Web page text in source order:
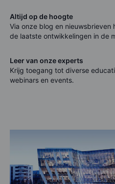
Altijd op de hoogte
Via onze blog en nieuwsbrieven
de laatste ontwikkelingen in de
Leer van onze experts
Krijg toegang tot diverse
webinars en events.